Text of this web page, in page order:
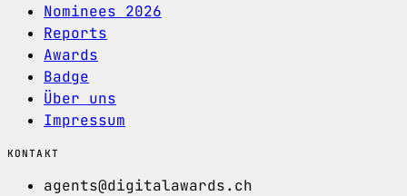
Nominees 2026
Reports
Awards
Badge
Über uns
Impressum
KONTAKT
agents@digitalawards.ch